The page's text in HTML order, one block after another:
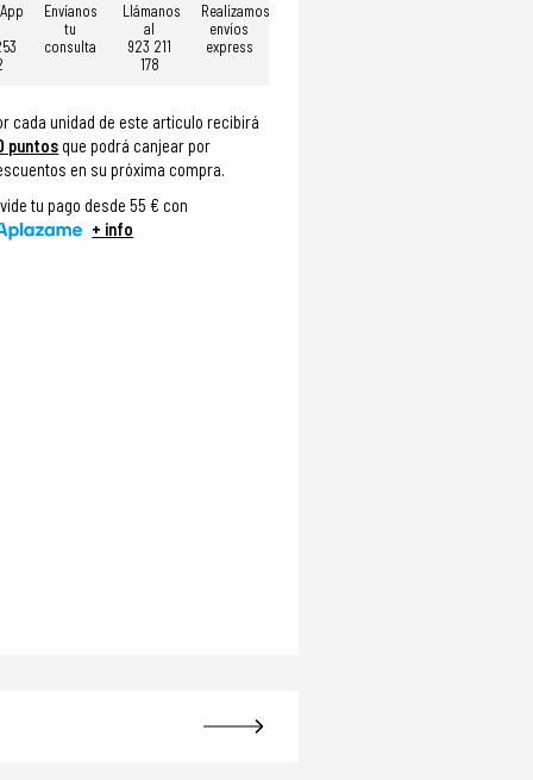
Envíanos
tu
consulta
Llámanos
al
923 211
178
Realizamos
envíos
express
cada unidad de este articulo recibirá
puntos que podrá canjear por
en su próxima compra.
tu pago desde 55 € con
+ info